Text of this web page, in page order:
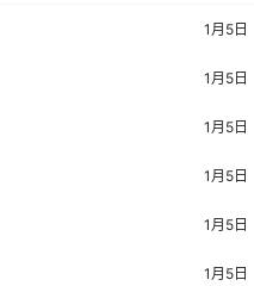
1月5日
1月5日
1月5日
1月5日
1月5日
1月5日